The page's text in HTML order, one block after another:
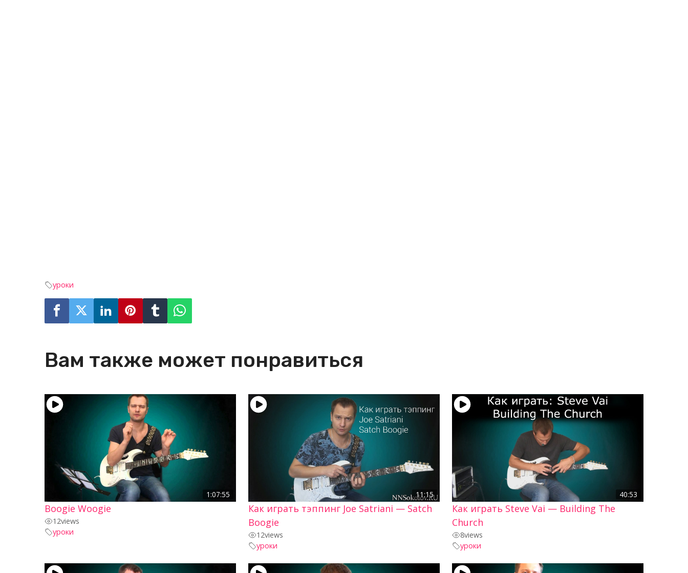
уроки
Вам также может понравиться
1:07:55
Boogie Woogie
12views
уроки
11:15
Как играть тэппинг Joe Satriani — Satch
Boogie
12views
уроки
40:53
Как играть Steve Vai — Building The
Church
8views
уроки